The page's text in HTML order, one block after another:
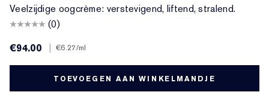
Veelzijdige oogcrème: verstevigend, liftend, stralend.
(0)
€94.00
€6.27/ml
TOEVOEGEN AAN WINKELMANDJE